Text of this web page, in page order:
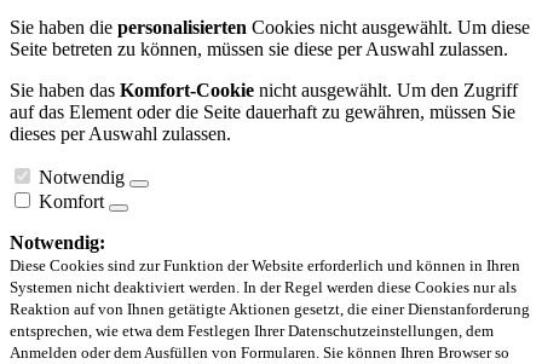
Sie haben die personalisierten Cookies nicht ausgewählt. Um diese
Seite betreten zu können, müssen sie diese per Auswahl zulassen.
Sie haben das Komfort-Cookie nicht ausgewählt. Um den Zugriff
auf das Element oder die Seite dauerhaft zu gewähren, müssen Sie
dieses per Auswahl zulassen.
Notwendig
Komfort
Notwendig:
Diese Cookies sind zur Funktion der Website erforderlich und können in Ihren
Systemen nicht deaktiviert werden. In der Regel werden diese Cookies nur als
Reaktion auf von Ihnen getätigte Aktionen gesetzt, die einer Dienstanforderung
entsprechen, wie etwa dem Festlegen Ihrer Datenschutzeinstellungen, dem
Anmelden oder dem Ausfüllen von Formularen. Sie können Ihren Browser so